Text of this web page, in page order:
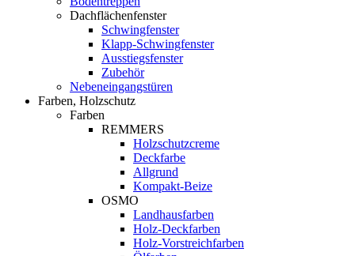
Dachflächenfenster
Schwingfenster
Klapp-Schwingfenster
Ausstiegsfenster
Zubehör
Nebeneingangstüren
Farben, Holzschutz
Farben
REMMERS
Holzschutzcreme
Deckfarbe
Allgrund
Kompakt-Beize
OSMO
Landhausfarben
Holz-Deckfarben
Holz-Vorstreichfarben